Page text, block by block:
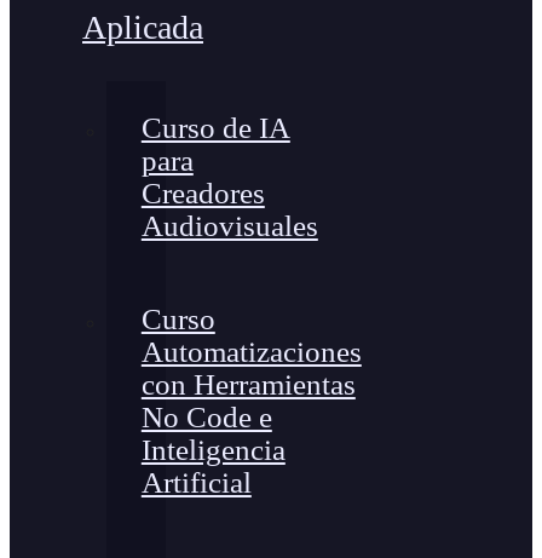
Aplicada
Curso de IA
para
Creadores
Audiovisuales
Curso
Automatizaciones
con Herramientas
No Code e
Inteligencia
Artificial